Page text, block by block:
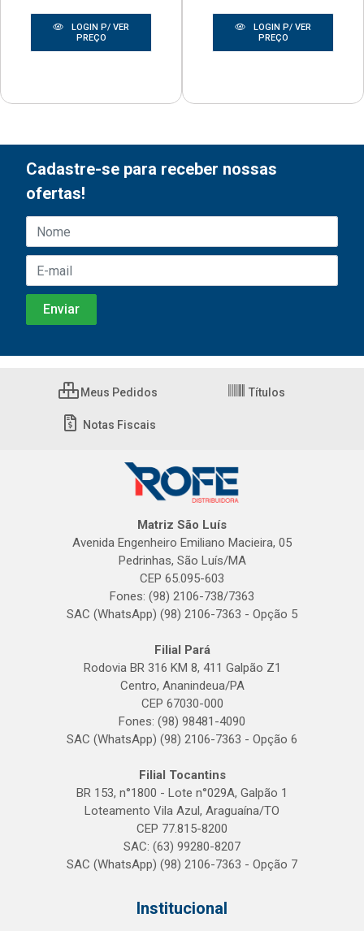
LOGIN P/ VER
PREÇO
LOGIN P/ VER
PREÇO
Cadastre-se para receber nossas
ofertas!
Meus Pedidos Títulos
Notas Fiscais
Matriz São Luís
Avenida Engenheiro Emiliano Macieira, 05
Pedrinhas, São Luís/MA
CEP 65.095-603
Fones: (98) 2106-738/7363
SAC (WhatsApp) (98) 2106-7363 - Opção 5
Filial Pará
Rodovia BR 316 KM 8, 411 Galpão Z1
Centro, Ananindeua/PA
CEP 67030-000
Fones: (98) 98481-4090
SAC (WhatsApp) (98) 2106-7363 - Opção 6
Filial Tocantins
BR 153, n°1800 - Lote n°029A, Galpão 1
Loteamento Vila Azul, Araguaína/TO
CEP 77.815-8200
SAC: (63) 99280-8207
SAC (WhatsApp) (98) 2106-7363 - Opção 7
Institucional